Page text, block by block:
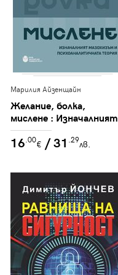
Марилия Айзенщайн
Желание, болка,
мислене : Изначалният
мазохизъм и
психоаналитичната
теория
16 .00€ / 31 .29лв.